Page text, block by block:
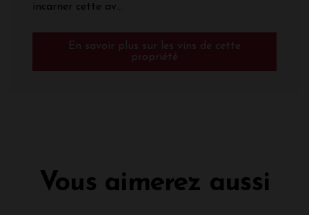
incarner cette av...
En savoir plus sur les vins de cette
propriété
Vous aimerez aussi